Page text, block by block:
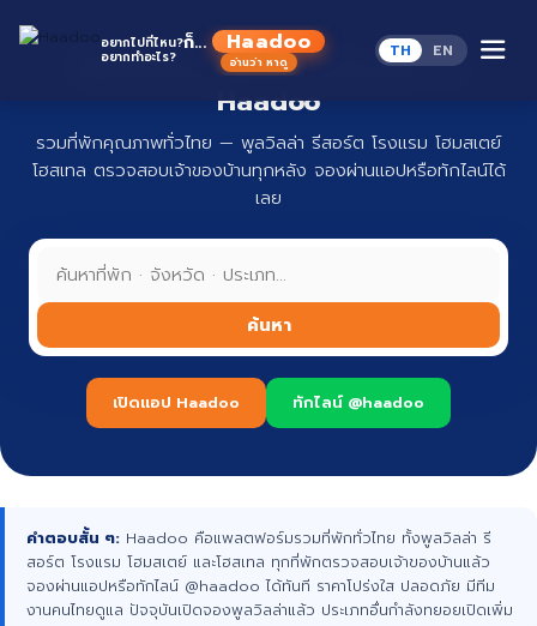
อยากไปที่ไหน?
อยากทำอะไร?
ก็... Haadoo
อ่านว่า หาดู
TH EN
ที่พักทั่วไทย จองง่าย ปลอดภัย กับ
Haadoo
รวมที่พักคุณภาพทั่วไทย — พูลวิลล่า รีสอร์ต โรงแรม โฮมสเตย์
โฮสเทล ตรวจสอบเจ้าของบ้านทุกหลัง จองผ่านแอปหรือทักไลน์ได้
เลย
ค้นหา
เปิดแอป Haadoo ทักไลน์ @haadoo
คำตอบสั้น ๆ: Haadoo คือแพลตฟอร์มรวมที่พักทั่วไทย ทั้งพูลวิลล่า รี
สอร์ต โรงแรม โฮมสเตย์ และโฮสเทล ทุกที่พักตรวจสอบเจ้าของบ้านแล้ว
จองผ่านแอปหรือทักไลน์ @haadoo ได้ทันที ราคาโปร่งใส ปลอดภัย มีทีม
งานคนไทยดูแล ปัจจุบันเปิดจองพูลวิลล่าแล้ว ประเภทอื่นกำลังทยอยเปิดเพิ่ม